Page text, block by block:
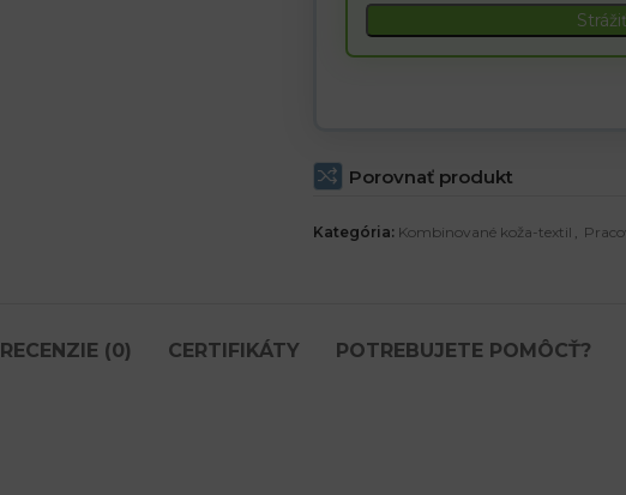
join
the
waitlist
Porovnať produkt
Kategória: Kombinované koža-textil ,
RECENZIE (0) CERTIFIKÁTY POTREBUJETE POMÔCŤ?